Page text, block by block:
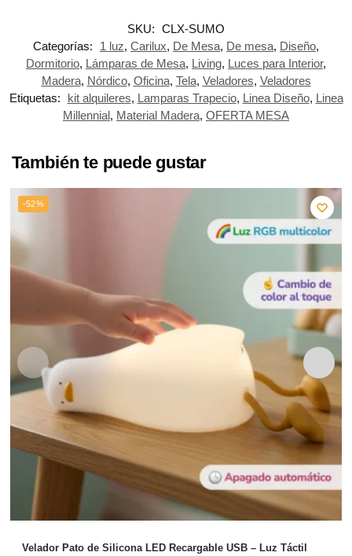
SKU: CLX-SUMO
Categorías:
1 luz, Carilux, De Mesa, De mesa, Diseño,
Dormitorio, Lámparas de Mesa, Living, Luces para Interior,
Madera, Nórdico, Oficina, Tela, Veladores, Veladores
Etiquetas:
kit alquileres, Lamparas Trapecio, Linea Diseño, Linea
Millennial, Material Madera, OFERTA MESA
También te puede gustar
-52%
Velador Pato de Silicona LED Recargable USB – Luz Táctil